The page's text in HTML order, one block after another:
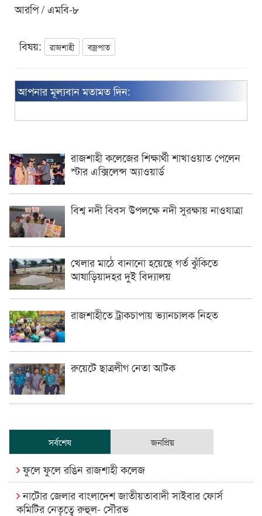
আরপি / এমবি-৮
বিষয়: রাজশাহী বজ্রপাত
আপনার মূল্যবান মতামত দিন:
রাজশাহী কলেজের শিক্ষার্থী শাখাওয়াত পেলেন
স্টার এক্সিলেন্স অ্যাওয়ার্ড
বিশ্ব নদী বিবস উপলক্ষে নদী সুরক্ষায় নাওযাত্রা
খেলার মাঠে বানানো হয়েছে গর্ত ঝুঁকিতে
আষাড়িয়াদহর দুই বিদ্যালয়
রাজশাহীতে ট্রাকচাপায় ভ্যানচালক নিহত
রুয়েটে ছাত্রলীগ নেতা আটক
সর্বশেষ জনপ্রিয়
ফুলে ফুলে রঙিন রাজশাহী কলেজ
নাটোর জেলার বাংলাদেশ জাতীয়তাবাদী সাইবার ফোর্স
কমিটির নেতৃত্বে রুহুল- সৌরভ